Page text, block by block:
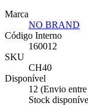
Marca
NO BRAND
Código Interno
160012
SKU
CH40
Disponível
12 (Envio
Stock